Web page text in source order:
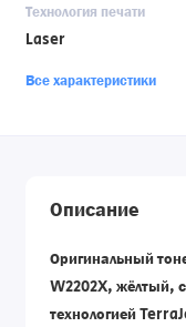
Технология печати
Laser
Все характеристики
Описание
Оригинальный
W2202X, жёлтый,
технологией